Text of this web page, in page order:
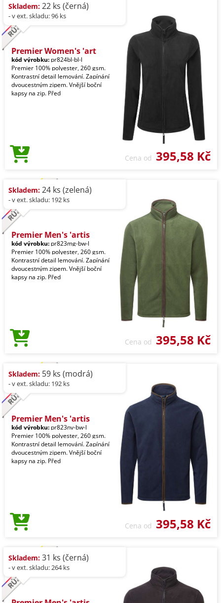
Skladem: 22 ks (černá)
- v ext. skladu: 96 ks
Premier Women's 'art
kód výrobku: pr824bl-bl-l
Premier 100% polyester, 260 gsm.
Kontrastní detail lemování. Zapínání
dvoucestným zipem. Vnější boční
kapsy na zip. Před
Cena od 395,58 Kč
Skladem: 24 ks (zelená)
- v ext. skladu: 192 ks
Premier Men's 'artis
kód výrobku: pr823mg-bw-l
Premier 100% polyester, 260 gsm.
Kontrastní detail lemování. Zapínání
dvoucestným zipem. Vnější boční
kapsy na zip. Před
Cena od 395,58 Kč
Skladem: 59 ks (modrá)
- v ext. skladu: 192 ks
Premier Men's 'artis
kód výrobku: pr823nv-bw-l
Premier 100% polyester, 260 gsm.
Kontrastní detail lemování. Zapínání
dvoucestným zipem. Vnější boční
kapsy na zip. Před
Cena od 395,58 Kč
Skladem: 31 ks (černá)
- v ext. skladu: 264 ks